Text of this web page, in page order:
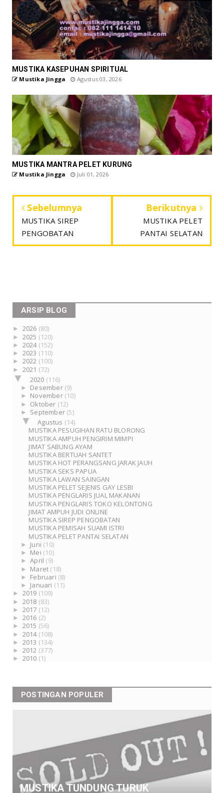
MUSTIKA KASEPUHAN SPIRITUAL
Mustika Jingga Agustus 03, 2026
MUSTIKA MANTRA PELET KURUNG
Mustika Jingga Juli 01, 2026
Sebelumnya
MUSTIKA SIREP
PENGOBATAN
Berikutnya
MUSTIKA PELET
PANTAI SELATAN
ARSIP BLOG
► 2026 (80)
► 2025 (120)
► 2024 (152)
► 2023 (110)
► 2022 (100)
► 2021 (72)
▼ 2020 (116)
► Desember (9)
► November (10)
► Oktober (12)
► September (5)
▼Agustus (14)
MUSTIKA PESUGIHAN RATU BLORONG
MUSTIKA AMPUH PENGIRIM MIMPI
JIMAT SABUNG AYAM
MUSTIKA BERTUAH SANTET
MUSTIKA HOT PERANGSANG JARAK JAUH
MUSTIKA SEKS PAPUA
MUSTIKA LAWAN SAINGAN
MUSTIKA PELET SEJENIS GAY LESBI
MUSTIKA PENGLARIS JUAL MAKANAN
MUSTIKA PENGLARIS TOKO KELONTONG
JIMAT AMPUH JUDI ONLINE
MUSTIKA SIREP PENGOBATAN
MUSTIKA PEMISAH SUAMI ISTRI
MUSTIKA PELET PANTAI SELATAN
► Juni (10)
► Mei (10)
►April (9)
► Maret (18)
► Februari (8)
► Januari (11)
► 2019 (109)
► 2018 (83)
► 2017 (12)
► 2016 (2)
► 2015 (56)
► 2014 (108)
► 2013 (134)
► 2012 (377)
► 2010 (1)
POSTINGAN POPULER
MUSTIKA TUNDUNG TURUK